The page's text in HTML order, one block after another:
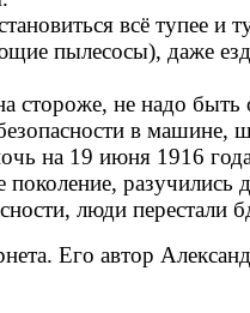
всё тупее
пылесосы), даже
не надо быть
в машине,
на 19 июня 1916
люди
Его автор